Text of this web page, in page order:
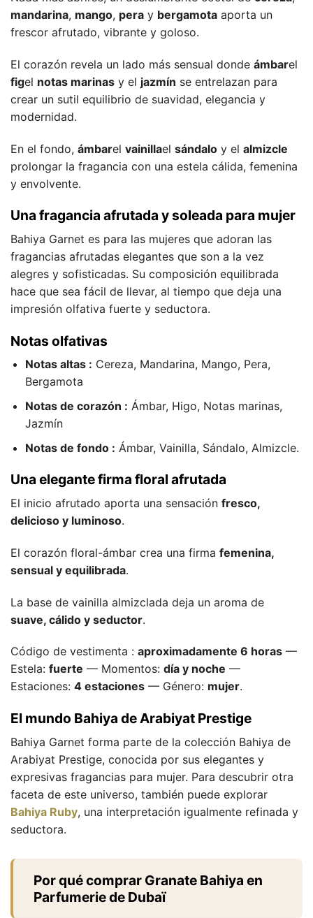
mandarina, mango, pera y bergamota aporta un
frescor afrutado, vibrante y goloso.
El corazón revela un lado más sensual donde ámbarel
figel notas marinas y el jazmín se entrelazan para
crear un sutil equilibrio de suavidad, elegancia y
modernidad.
En el fondo, ámbarel vainillael sándalo y el almizcle
prolongar la fragancia con una estela cálida, femenina
y envolvente.
Una fragancia afrutada y soleada para mujer
Bahiya Garnet es para las mujeres que adoran las
fragancias afrutadas elegantes que son a la vez
alegres y sofisticadas. Su composición equilibrada
hace que sea fácil de llevar, al tiempo que deja una
impresión olfativa fuerte y seductora.
Notas olfativas
Notas altas : Cereza, Mandarina, Mango, Pera,
Bergamota
Notas de corazón : Ámbar, Higo, Notas marinas,
Jazmín
Notas de fondo : Ámbar, Vainilla, Sándalo, Almizcle.
Una elegante firma floral afrutada
El inicio afrutado aporta una sensación fresco,
delicioso y luminoso.
El corazón floral-ámbar crea una firma femenina,
sensual y equilibrada.
La base de vainilla almizclada deja un aroma de
suave, cálido y seductor.
Código de vestimenta : aproximadamente 6 horas —
Estela: fuerte — Momentos: día y noche —
Estaciones: 4 estaciones — Género: mujer.
El mundo Bahiya de Arabiyat Prestige
Bahiya Garnet forma parte de la colección Bahiya de
Arabiyat Prestige, conocida por sus elegantes y
expresivas fragancias para mujer. Para descubrir otra
faceta de este universo, también puede explorar
Bahiya Ruby, una interpretación igualmente refinada y
seductora.
Por qué comprar Granate Bahiya en
Parfumerie de Dubaï